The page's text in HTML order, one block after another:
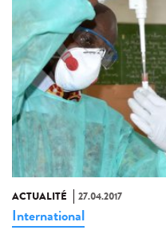
ACTUALITÉ 27.04.2017
International